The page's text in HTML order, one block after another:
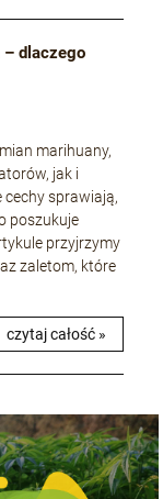
– dlaczego
marihuany,
jak i
sprawiają,
poszukuje
przyjrzymy
zaletom, które
czytaj całość »
NASIONA MARIHUANY TOP 10 OUTDOOR
KUP TERAZ